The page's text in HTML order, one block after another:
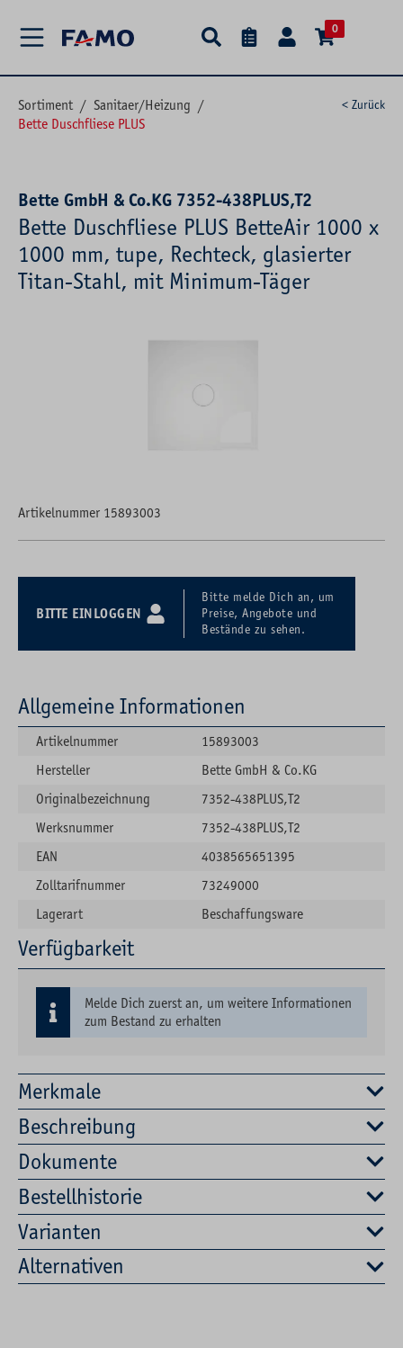
0
Sortiment / Sanitaer/Heizung /
Bette Duschfliese PLUS
< Zurück
Bette GmbH & Co.KG 7352-438PLUS,T2
Bette Duschfliese PLUS BetteAir 1000 x
1000 mm, tupe, Rechteck, glasierter
Titan-Stahl, mit Minimum-Täger
Artikelnummer 15893003
BITTE EINLOGGEN
Bitte melde Dich an, um
Preise, Angebote und
Bestände zu sehen.
Merkmale
Beschreibung
Dokumente
Bestellhistorie
Varianten
Alternativen
Allgemeine Informationen
Artikelnummer
15893003
Hersteller
Bette GmbH & Co.KG
Originalbezeichnung
7352-438PLUS,T2
Werksnummer
7352-438PLUS,T2
EAN
4038565651395
Zolltarifnummer
73249000
Lagerart
Beschaffungsware
Verfügbarkeit
Melde Dich zuerst an, um weitere Informationen
zum Bestand zu erhalten